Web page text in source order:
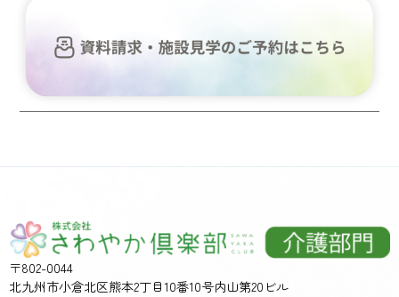
〒802-0044
北九州市小倉北区熊本2丁目10番10号内山第20ビル